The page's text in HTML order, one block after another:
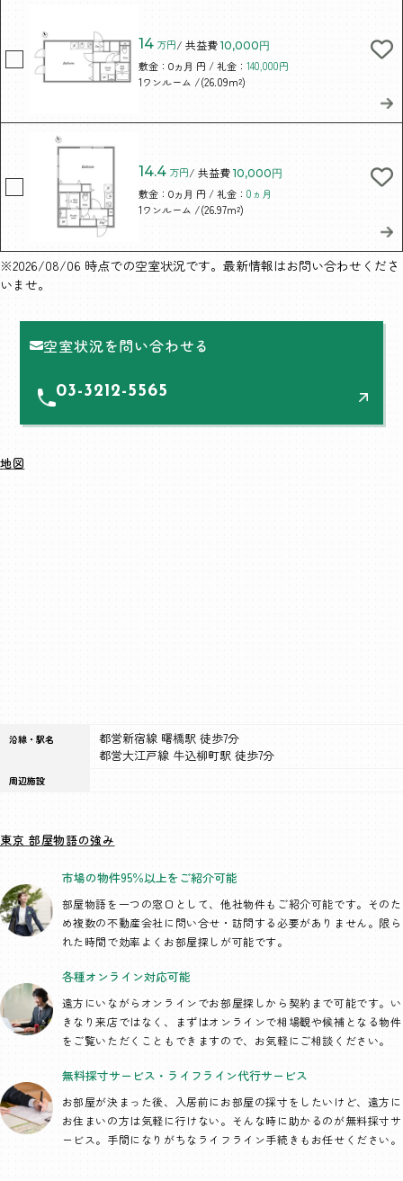
14 万円/ 共益費 10,000円
敷金：0ヵ月 円 / 礼金：140,000円
1ワンルーム /(26.09m²)
14.4 万円/ 共益費 10,000円
敷金：0ヵ月 円 / 礼金：0ヵ月
1ワンルーム /(26.97m²)
※2026/08/06 時点での空室状況です。最新情報はお問い合わせくださ
いませ。
空室状況を問い合わせる
03-3212-5565
地図
沿線・駅名
都営新宿線 曙橋駅 徒歩7分
都営大江戸線 牛込柳町駅 徒歩7分
周辺施設
東京 部屋物語の強み
市場の物件95％以上を ご紹介可能
部屋物語を一つの窓口として、他社物件もご紹介可能です。そのた
め複数の不動産会社に問い合せ・訪問する必要がありません。限ら
れた時間で効率よくお部屋探しが可能です。
各種オンライン対応可能
遠方にいながらオンラインでお部屋探しから契約まで可能です。い
きなり来店ではなく、まずはオンラインで相場観や候補となる物件
をご覧いただくこともできますので、お気軽にご相談ください。
無料採寸サービス・ ライフライン代行サービス
お部屋が決まった後、入居前にお部屋の採寸をしたいけど、遠方に
お住まいの方は気軽に行けない。そんな時に助かるのが無料採寸サ
ービス。手間になりがちなライフライン手続きもお任せください。